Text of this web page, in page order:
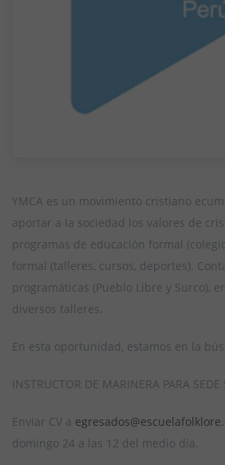
YMCA es un movimiento cristiano
aportar a la sociedad los valores de
programas de educación formal
formal (talleres, cursos, deportes).
programáticas (Pueblo Libre y Surco),
diversos talleres.
En esta oportunidad, estamos en la
INSTRUCTOR DE MARINERA PARA SEDE
Enviar CV a
domingo 24 a las 12 del medio día.